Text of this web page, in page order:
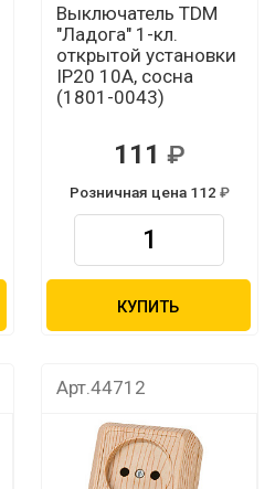
Выключатель TDM
"Ладога" 1-кл.
открытой установки
IP20 10А, сосна
(1801-0043)
111
Розничная цена 112
КУПИТЬ
Арт.44712